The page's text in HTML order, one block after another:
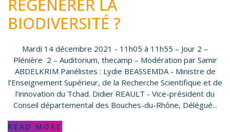
RÉGÉNÉRER LA
BIODIVERSITÉ ?
Mardi 14 décembre 2021 - 11h05 à 11h55 – Jour 2 –
Plénière 2 – Auditorium, thecamp – Modération par Samir
ABDELKRIM Panélistes : Lydie BEASSEMDA - Ministre de
l’Enseignement Supérieur, de la Recherche Scientifique et de
l’innovation du Tchad. Didier REAULT - Vice-président du
Conseil départemental des Bouches-du-Rhône, Délégué...
READ MORE